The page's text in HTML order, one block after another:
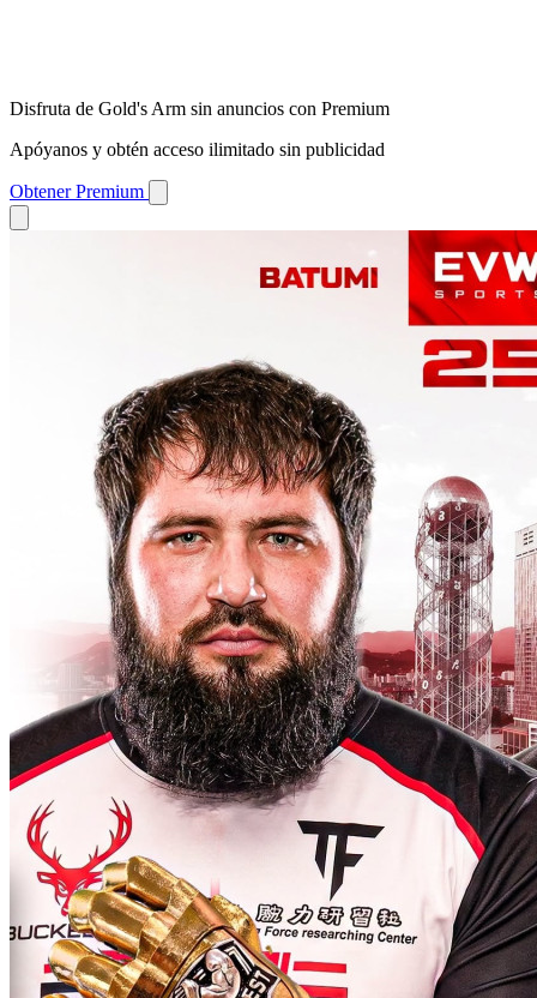
Disfruta de Gold's Arm sin anuncios con Premium
Apóyanos y obtén acceso ilimitado sin publicidad
Obtener Premium